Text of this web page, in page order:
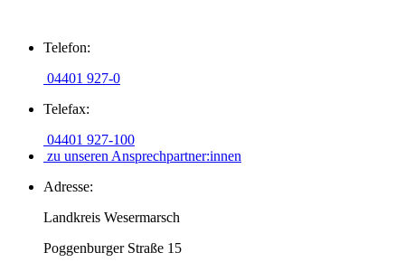
Inhalt
Telefon:
04401 927-0
Telefax:
04401 927-100
zu unseren Ansprechpartner:innen
Adresse:
Landkreis Wesermarsch
Poggenburger Straße 15